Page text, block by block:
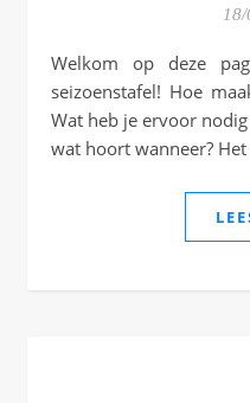
Welkom op deze pagina vol filmpjes over de
seizoenstafel! Hoe
Wat heb je ervoor
wat hoort wanneer?